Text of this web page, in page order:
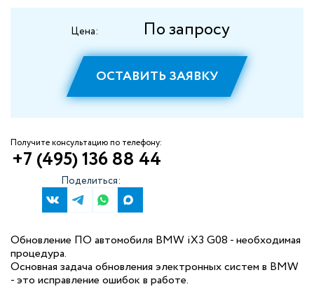
Цена: По запросу
ОСТАВИТЬ ЗАЯВКУ
Получите консультацию по телефону:
+7 (495) 136 88 44
Поделиться:
Обновление ПО автомобиля BMW iX3 G08 - необходимая
процедура.
Основная задача обновления электронных систем в BMW
- это исправление ошибок в работе.